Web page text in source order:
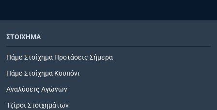
ΣΤΟΙΧΗΜΑ
Πάμε Στοίχημα Προτάσεις Σήμερα
Πάμε Στοίχημα Κουπόνι
Αναλύσεις Αγώνων
Τζίροι Στοιχημάτων